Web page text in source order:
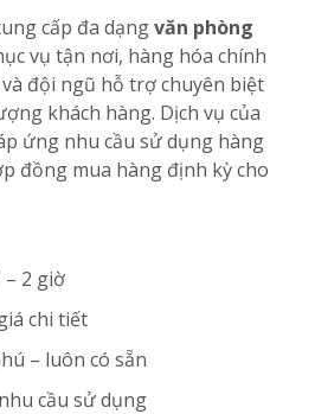
cấp đa dạngvăn phòng
vụ tận nơi, hàng hóa chính
đội ngũ hỗ trợ chuyên biệt
khách hàng. Dịch vụ của
ứng nhu cầu sử dụng hàng
đồng mua hàng định kỳ cho
– 2 giờ
chi tiết
– luôn có sẵn
cầu sử dụng